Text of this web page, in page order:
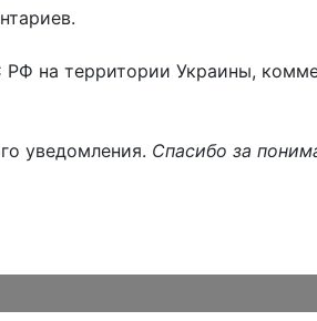
на территории Украины,
уведомления. Спасибо за